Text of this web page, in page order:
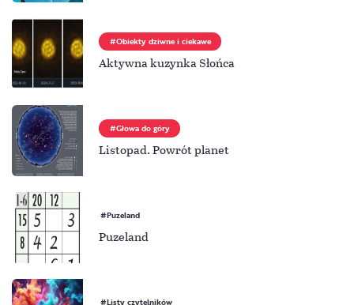
Obiekty dziwne i ciekawe
Aktywna kuzynka Słońca
Głowa do góry
Listopad. Powrót planet
Puzeland
Puzeland
Listy czytelników